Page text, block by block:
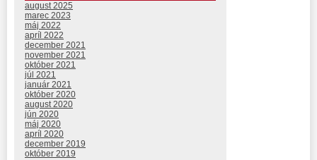
august 2025
marec 2023
máj 2022
apríl 2022
december 2021
november 2021
október 2021
júl 2021
január 2021
október 2020
august 2020
jún 2020
máj 2020
apríl 2020
december 2019
október 2019